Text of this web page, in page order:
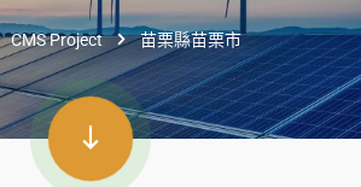
CMS Project 苗栗縣苗栗市